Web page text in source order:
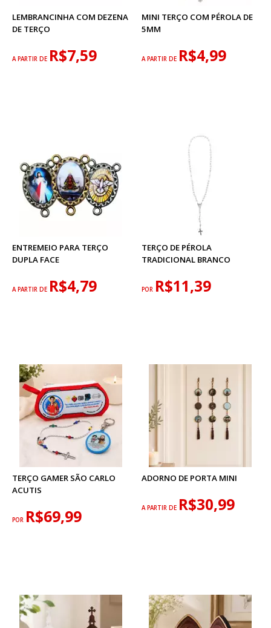
LEMBRANCINHA COM DEZENA
DE TERÇO
A PARTIR DE R$7,59
MINI TERÇO COM PÉROLA DE
5MM
A PARTIR DE R$4,99
ENTREMEIO PARA TERÇO
DUPLA FACE
A PARTIR DE R$4,79
TERÇO DE PÉROLA
TRADICIONAL BRANCO
POR R$11,39
TERÇO GAMER SÃO CARLO
ACUTIS
POR R$69,99
ADORNO DE PORTA MINI
A PARTIR DE R$30,99